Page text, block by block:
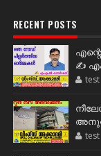
RECENT POSTS
✍️
test
test